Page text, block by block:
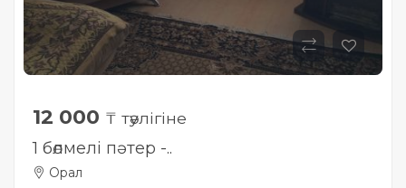
12 000 ₸ тәулігіне
1 бөлмелі пәтер -..
Орал